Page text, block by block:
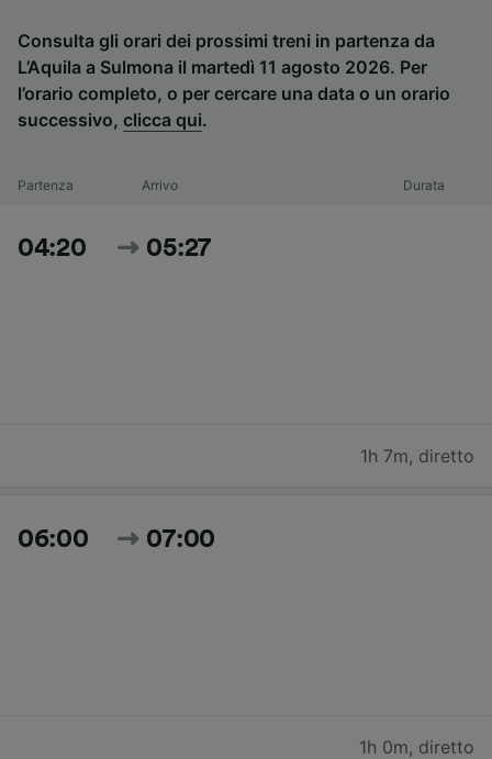
Consulta gli orari dei prossimi treni in partenza da
L’Aquila a Sulmona il martedì 11 agosto 2026. Per
l’orario completo, o per cercare una data o un orario
successivo, clicca qui.
Partenza Arrivo Durata
04:20 05:27
1h 7m, diretto
06:00 07:00
1h 0m, diretto